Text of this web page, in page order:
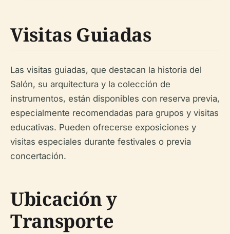
Visitas Guiadas
Las visitas guiadas, que destacan la historia del
Salón, su arquitectura y la colección de
instrumentos, están disponibles con reserva previa,
especialmente recomendadas para grupos y visitas
educativas. Pueden ofrecerse exposiciones y
visitas especiales durante festivales o previa
concertación.
Ubicación y
Transporte